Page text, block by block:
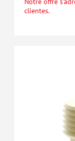
clientes.